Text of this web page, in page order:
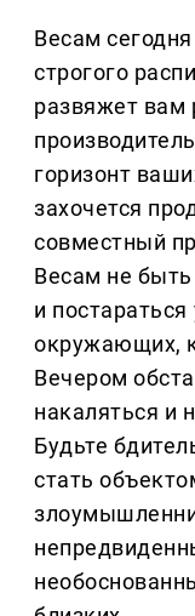
Весам
строгого
развяжет вам
горизонт
захочется
совместный
Весам не
и
окружающих,
Вечером
накаляться и
Будьте
стать